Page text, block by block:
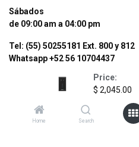
Price:
$ 2,045.00
Home Search
Sábados
de 09:00 am a 04:00 pm
Tel: (55) 50255181 Ext. 800 y 812
Whatsapp +52 56 10704437
contacto@supermexdigital.com
¡SÍGUENOS EN
SOCIALES!